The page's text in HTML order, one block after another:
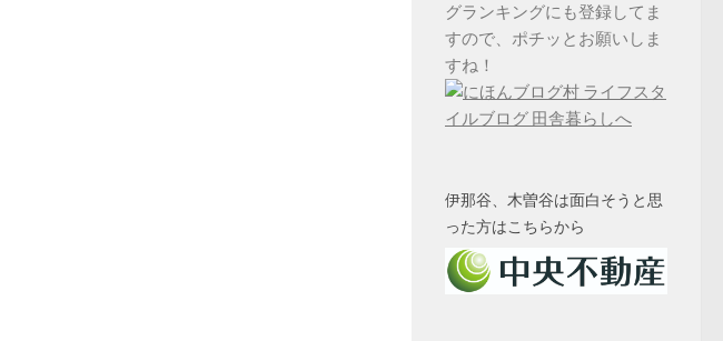
グランキングにも登録してま
すので、ポチッとお願いしま
すね！
伊那谷、木曽谷は面白そうと思
った方はこちらから